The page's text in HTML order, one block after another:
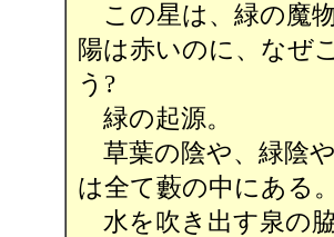
この星は、緑の魔
陽は赤いのに、なぜ
う?
緑の起源。
草葉の陰や、緑陰
は全て藪の中にある
水を吹き出す泉の